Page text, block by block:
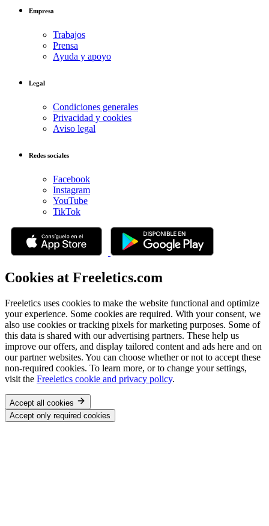
Empresa
Trabajos
Prensa
Ayuda y apoyo
Legal
Condiciones generales
Privacidad y cookies
Aviso legal
Redes sociales
Facebook
Instagram
YouTube
TikTok
Cookies at Freeletics.com
Freeletics uses cookies to make the website functional and optimize
your experience. Some cookies are required. With your consent, we
also use cookies or tracking pixels for marketing purposes. Some of
this data is shared with our advertising partners. These help us
improve our offers, and display tailored content and ads here and on
our partner websites. You can choose whether or not to accept these
non-required cookies. To learn more, or to change your settings,
visit the Freeletics cookie and privacy policy.
Accept all cookies
Accept only required cookies